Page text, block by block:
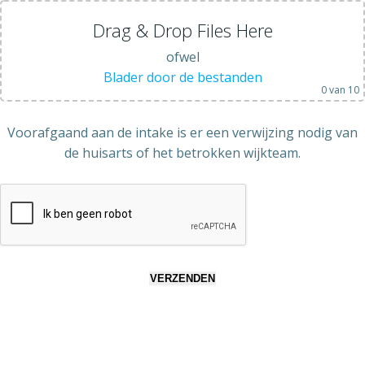
Drag & Drop Files Here
ofwel
Blader door de bestanden
0van 10
Voorafgaand aan de intake is er een verwijzing nodig van
de huisarts of het betrokken wijkteam.